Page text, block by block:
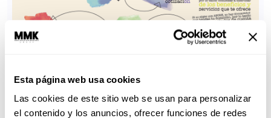
Esta página web usa cookies
Las cookies de este sitio web se usan para personalizar
el contenido y los anuncios, ofrecer funciones de redes